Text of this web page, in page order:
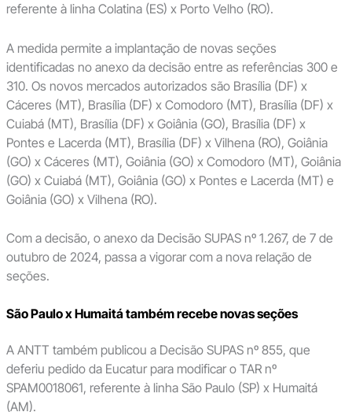
referente à linha Colatina (ES) x Porto Velho (RO).
A medida permite a implantação de novas seções
identificadas no anexo da decisão entre as referências 300 e
310. Os novos mercados autorizados são Brasília (DF) x
Cáceres (MT), Brasília (DF) x Comodoro (MT), Brasília (DF) x
Cuiabá (MT), Brasília (DF) x Goiânia (GO), Brasília (DF) x
Pontes e Lacerda (MT), Brasília (DF) x Vilhena (RO), Goiânia
(GO) x Cáceres (MT), Goiânia (GO) x Comodoro (MT), Goiânia
(GO) x Cuiabá (MT), Goiânia (GO) x Pontes e Lacerda (MT) e
Goiânia (GO) x Vilhena (RO).
Com a decisão, o anexo da Decisão SUPAS nº 1.267, de 7 de
outubro de 2024, passa a vigorar com a nova relação de
seções.
São Paulo x Humaitá também recebe novas seções
A ANTT também publicou a Decisão SUPAS nº 855, que
deferiu pedido da Eucatur para modificar o TAR nº
SPAM0018061, referente à linha São Paulo (SP) x Humaitá
(AM).